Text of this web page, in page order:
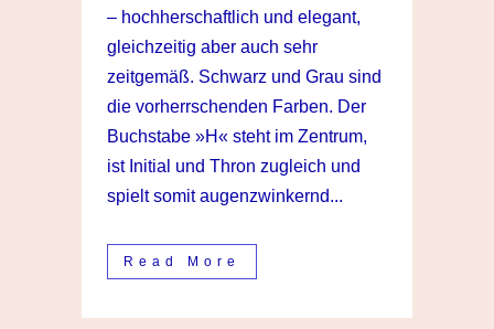
– hochherschaftlich und elegant,
gleichzeitig aber auch sehr
zeitgemäß. Schwarz und Grau sind
die vorherrschenden Farben. Der
Buchstabe »H« steht im Zentrum,
ist Initial und Thron zugleich und
spielt somit augenzwinkernd...
Read More